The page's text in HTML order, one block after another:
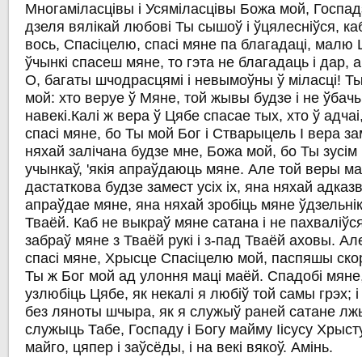
Многаміласцівы і Усяміласцівы Божа мой,
дзеля вялікай любові Ты сышоў і ўцялесніўся,
вось, Спасіцелю, спасі мяне па благадаці, малю
ўчынкі спасеш мяне, то гэта не благадаць і дар,
О, багаты шчодрасцямі і невымоўны ў міласці!
мой: хто веруе ў Мяне, той жывы будзе і не
навекі.Калі ж вера ў Цябе спасае тых, хто ў
спасі мяне, бо Ты мой Бог і Стварыцель І вера
няхай залічана будзе мне, Божа мой, бо Ты
учынкаў, 'якія апраўдаюць мяне. Але той веры
дастаткова будзе замест усіх іх, яна няхай
апраўдае мяне, яна няхай зробіць мяне
Тваёй. Каб не выкраў мяне сатана і не
забраў мяне з Тваёй рукі і з-пад Тваёй аховы.
спасі мяне, Хрысце Спасіцелю мой, паспяшы
Ты ж Бог мой ад улоння маці маёй. Спадобі
узлюбіць Цябе, як некалі я любіў той самы грэх;
без ляноты шчыра, як я служыў раней сатане
служыць Табе, Госпаду і Богу майму Іісусу
майго, цяпер і заўсёды, і на векі вякоў. Амінь.